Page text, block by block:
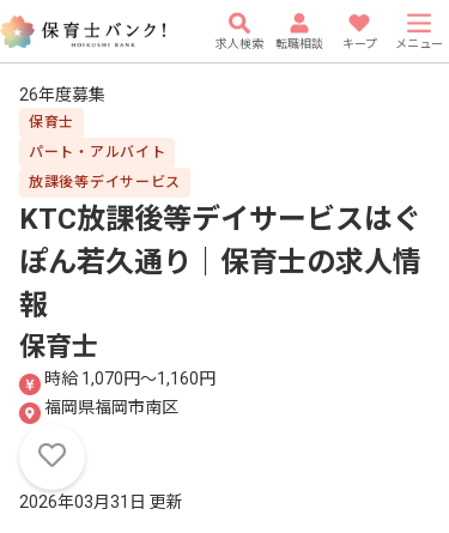
求人検索 転職相談 キープ メニュー
26年度募集
保育士
パート・アルバイト
放課後等デイサービス
KTC放課後等デイサービスはぐ
ぽん若久通り｜保育士の求人情
報
保育士
時給 1,070円〜1,160円
福岡県福岡市南区
2026年03月31日 更新